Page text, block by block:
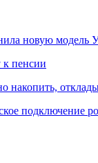
новую модель
к пенсии
накопить,
подключение